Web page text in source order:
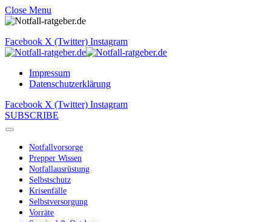
Close Menu
Facebook X (Twitter) Instagram
Impressum
Datenschutzerklärung
Facebook X (Twitter) Instagram
SUBSCRIBE
Notfallvorsorge
Prepper Wissen
Notfallausrüstung
Selbstschutz
Krisenfälle
Selbstversorgung
Vorräte